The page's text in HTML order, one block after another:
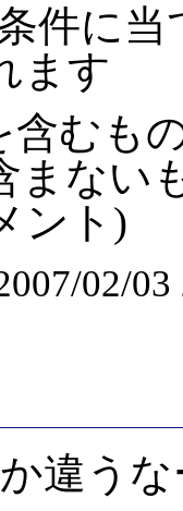
件に
ます
含むも
まない
ント)
02/
違う